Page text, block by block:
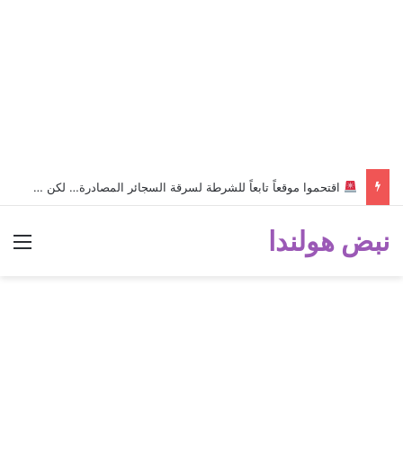
اقتحموا موقعاً تابعاً للشرطة لسرقة السجائر المصادرة… لكن خطأ صغير أثناء الهروب أسقط الخطة وكشفهم!
نبض هولندا